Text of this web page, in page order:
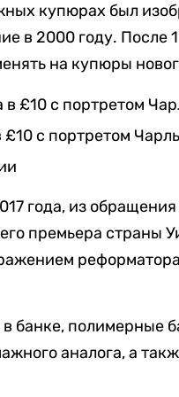
купюрах был
в 2000 году. После
на купюры
с портретом
года, из
премьера страны
банке, полимерные
аналога, а